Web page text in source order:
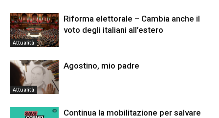
Attualità
Riforma elettorale – Cambia anche il
voto degli italiani all’estero
Attualità
Agostino, mio padre
Continua la mobilitazione per salvare